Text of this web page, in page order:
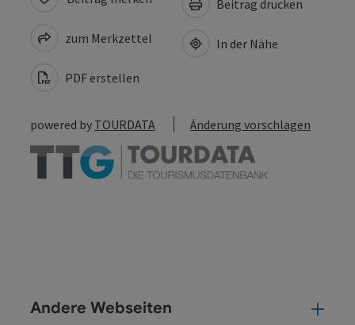
zum Merkzettel
PDF erstellen
Beitrag drucken
In der Nähe
powered by TOURDATA Änderung vorschlagen
Andere Webseiten